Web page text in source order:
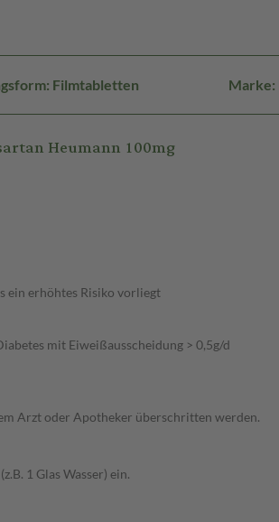
Filmtabletten Marke:
Heumann 100mg
ein erhöhtes Risiko vorliegt
mit Eiweißausscheidung > 0,5g/d
Arzt oder Apotheker überschritten werden.
1 Glas Wasser) ein.